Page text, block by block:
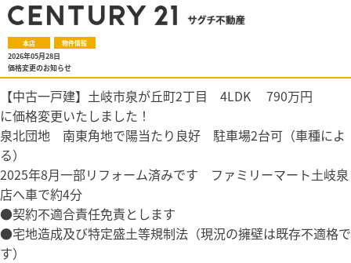
本店 物件情報
2026年05月28日
価格変更のお知らせ
【中古一戸建】土岐市泉が丘町2丁目 4LDK 790万円
に価格変更いたしました！
泉北団地 南東角地で陽当たり良好 駐車場2台可（車種によ
る）
2025年8月一部リフォーム済みです ファミリーマート土岐泉
店へ車で約4分
●契約不適合責任免責とします
●宅地造成及び特定盛土等規制法（現況の擁壁は既存不適格で
す）